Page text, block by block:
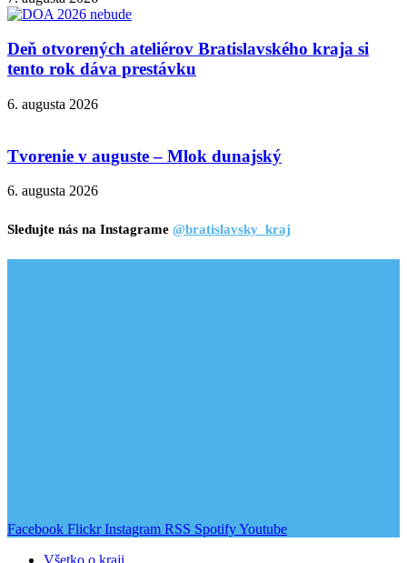
Deň otvorených ateliérov Bratislavského kraja si
tento rok dáva prestávku
6. augusta 2026
Tvorenie v auguste – Mlok dunajský
6. augusta 2026
Sledujte nás na Instagrame @bratislavsky_kraj
Facebook Flickr Instagram RSS SpotifyYoutube